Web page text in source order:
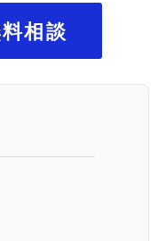
相談